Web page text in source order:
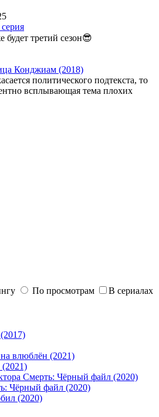
будет третий сезон😎
Конджиам (2018)
политического подтекста, то
всплывающая тема плохих
По просмотрам В сериалах
Чёрный файл (2020)